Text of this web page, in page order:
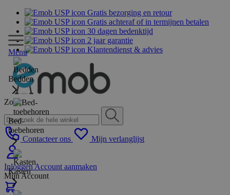
Gratis bezorging en retour
Gratis achteraf of in termijnen betalen
30 dagen bedenktijd
2 jaar garantie
Klantendienst & advies
Zoek
Contacteer ons Mijn verlanglijst
InloggenAccount aanmaken
Mijn Account
Menu
Bedden
Bed-
toebehoren
Kasten